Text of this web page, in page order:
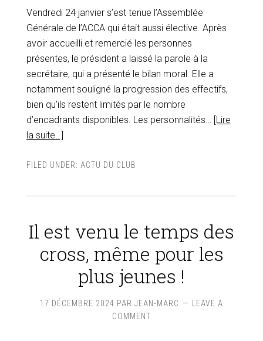
Vendredi 24 janvier s’est tenue l’Assemblée
Générale de l’ACCA qui était aussi élective. Après
avoir accueilli et remercié les personnes
présentes, le président a laissé la parole à la
secrétaire, qui a présenté le bilan moral. Elle a
notamment souligné la progression des effectifs,
bien qu’ils restent limités par le nombre
d’encadrants disponibles. Les personnalités…
[Lire
la suite…]
FILED UNDER: ACTU DU CLUB
Il est venu le temps des
cross, même pour les
plus jeunes !
17 DÉCEMBRE 2024 PAR JEAN-MARC
LEAVE A
COMMENT